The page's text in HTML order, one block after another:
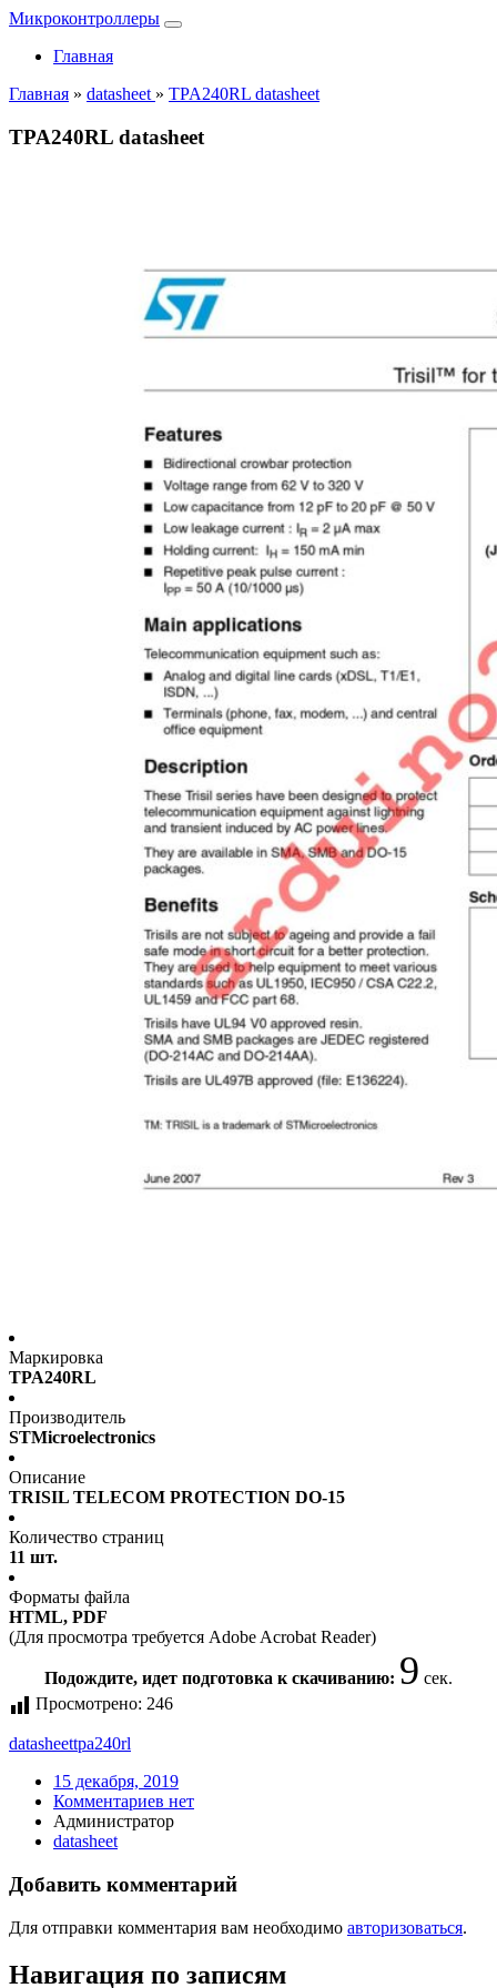
Микроконтроллеры
Главная
Главная » datasheet » TPA240RL datasheet
TPA240RL datasheet
Маркировка
TPA240RL
Производитель
STMicroelectronics
Описание
TRISIL TELECOM PROTECTION DO-15
Количество страниц
11 шт.
Форматы файла
HTML, PDF
(Для просмотра требуется Adobe Acrobat Reader)
Подождите, идет подготовка к скачиванию: 9 сек.
Просмотрено: 246
datasheettpa240rl
15 декабря, 2019
Комментариев нет
Администратор
datasheet
Добавить комментарий
Для отправки комментария вам необходимо авторизоваться.
Навигация по записям